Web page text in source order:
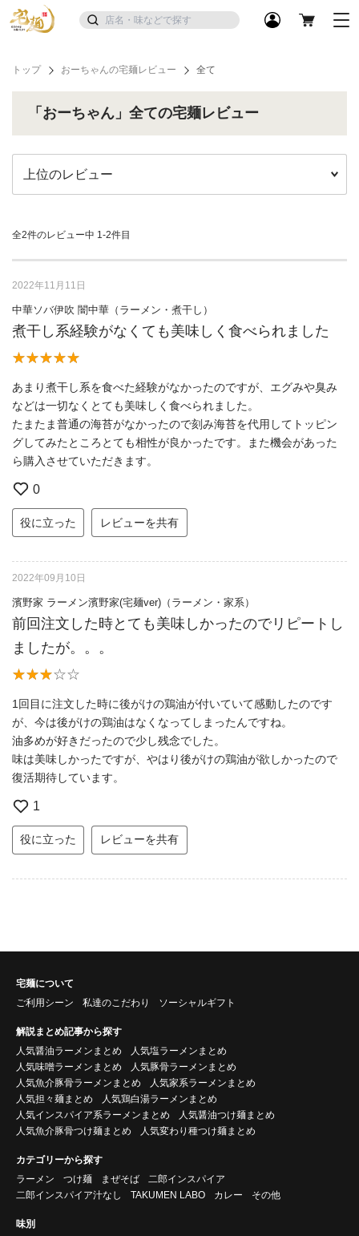
トップ おーちゃんの宅麺レビュー 全て
「おーちゃん」全ての宅麺レビュー
全2件のレビュー中 1-2件目
2022年11月11日
中華ソバ伊吹 闇中華（ラーメン・煮干し）
煮干し系経験がなくても美味しく食べられました
あまり煮干し系を食べた経験がなかったのですが、エグみや臭み
などは一切なくとても美味しく食べられました。
たまたま普通の海苔がなかったので刻み海苔を代用してトッピン
グしてみたところとても相性が良かったです。また機会があった
ら購入させていただきます。
0
役に立った レビューを共有
2022年09月10日
濱野家 ラーメン濱野家(宅麺ver)（ラーメン・家系）
前回注文した時とても美味しかったのでリピートし
ましたが。。。
1回目に注文した時に後がけの鶏油が付いていて感動したのです
が、今は後がけの鶏油はなくなってしまったんですね。
油多めが好きだったので少し残念でした。
味は美味しかったですが、やはり後がけの鶏油が欲しかったので
復活期待しています。
1
役に立った レビューを共有
宅麺について
ご利用シーン
私達のこだわり ソーシャルギフト
解説まとめ記事から探す
人気醤油ラーメンまとめ
人気塩ラーメンまとめ
人気味噌ラーメンまとめ
人気豚骨ラーメンまとめ
人気魚介豚骨ラーメンまとめ
人気家系ラーメンまとめ
人気担々麺まとめ
人気鶏白湯ラーメンまとめ
人気インスパイア系ラーメンまとめ
人気醤油つけ麺まとめ
人気魚介豚骨つけ麺まとめ
人気変わり種つけ麺まとめ
カテゴリーから探す
ラーメン
つけ麺 まぜそば
二郎インスパイア
二郎インスパイア汁なし
TAKUMEN LABO カレー その他
味別